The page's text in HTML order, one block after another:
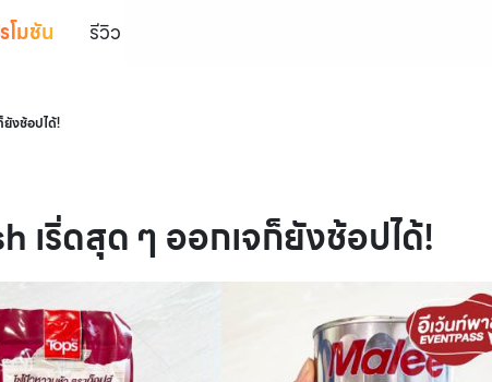
โมชัน รีวิว
งช้อปได้!
ริ่ดสุด ๆ ออกเจก็ยังช้อปได้!